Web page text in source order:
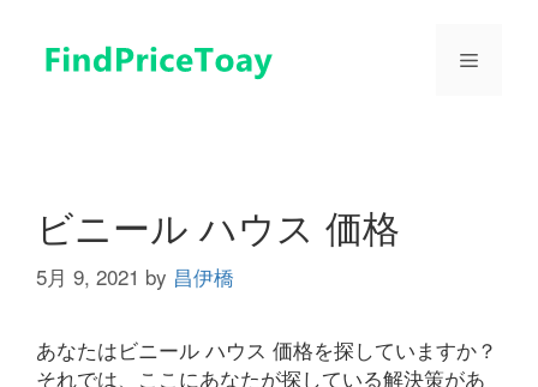
メ
ビニール ハウス 価格
5月 9, 2021 by 昌伊橋
あなたはビニール ハウス 価格を探していますか？
それでは、ここにあなたが探している解決策があ